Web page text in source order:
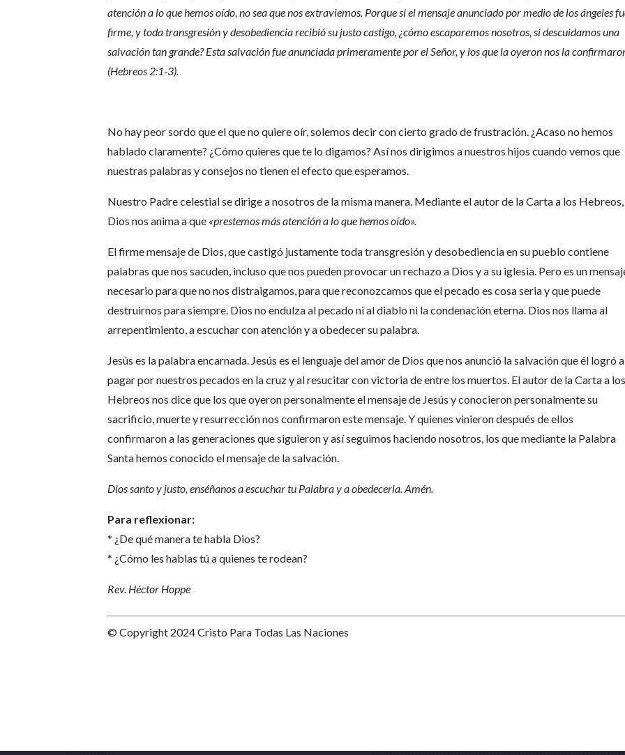
atención a lo que hemos oído, no sea que nos extraviemos. Porque si el mensaje anunciado por medio de los ángeles
firme, y toda transgresión y desobediencia recibió su justo castigo, ¿cómo escaparemos nosotros, si descuidamos una
salvación tan grande? Esta salvación fue anunciada primeramente por el Señor, y los que la oyeron nos la
(Hebreos 2:1-3).
No hay peor sordo que el que no quiere oír, solemos decir con cierto grado de frustración. ¿Acaso no hemos
hablado claramente? ¿Cómo quieres que te lo digamos? Así nos dirigimos a nuestros hijos cuando vemos que
nuestras palabras y consejos no tienen el efecto que esperamos.
Nuestro Padre celestial se dirige a nosotros de la misma manera. Mediante el autor de la Carta a los Hebreos,
Dios nos anima a que «prestemos más atención a lo que hemos oído».
El firme mensaje de Dios, que castigó justamente toda transgresión y desobediencia en su pueblo contiene
palabras que nos sacuden, incluso que nos pueden provocar un rechazo a Dios y a su iglesia. Pero es un
necesario para que no nos distraigamos, para que reconozcamos que el pecado es cosa seria y que puede
destruirnos para siempre. Dios no endulza al pecado ni al diablo ni la condenación eterna. Dios nos llama al
arrepentimiento, a escuchar con atención y a obedecer su palabra.
Jesús es la palabra encarnada. Jesús es el lenguaje del amor de Dios que nos anunció la salvación que él logró
pagar por nuestros pecados en la cruz y al resucitar con victoria de entre los muertos. El autor de la Carta a
Hebreos nos dice que los que oyeron personalmente el mensaje de Jesús y conocieron personalmente su
sacrificio, muerte y resurrección nos confirmaron este mensaje. Y quienes vinieron después de ellos
confirmaron a las generaciones que siguieron y así seguimos haciendo nosotros, los que mediante la Palabra
Santa hemos conocido el mensaje de la salvación.
Dios santo y justo, enséñanos a escuchar tu Palabra y a obedecerla. Amén.
Para reflexionar:
* ¿De qué manera te habla Dios?
* ¿Cómo les hablas tú a quienes te rodean?
Rev. Héctor Hoppe
© Copyright 2024 Cristo Para Todas Las Naciones